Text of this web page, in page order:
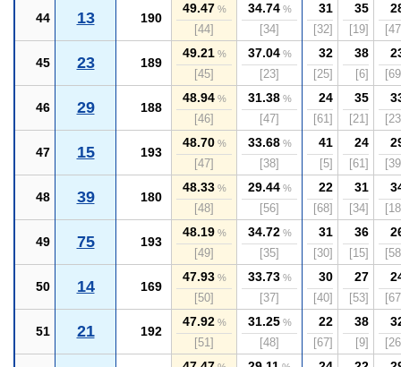
44 13 190
49.47%
[44]
34.74%
[34]
31
[32]
35
[19]
45 23 189
49.21%
[45]
37.04%
[23]
32
[25]
38
[6]
46 29 188
48.94%
[46]
31.38%
[47]
24
[61]
35
[21]
47 15 193
48.70%
[47]
33.68%
[38]
41
[5]
24
[61]
48 39 180
48.33%
[48]
29.44%
[56]
22
[68]
31
[34]
49 75 193
48.19%
[49]
34.72%
[35]
31
[30]
36
[15]
50 14 169
47.93%
[50]
33.73%
[37]
30
[40]
27
[53]
51 21 192
47.92%
[51]
31.25%
[48]
22
[67]
38
[9]